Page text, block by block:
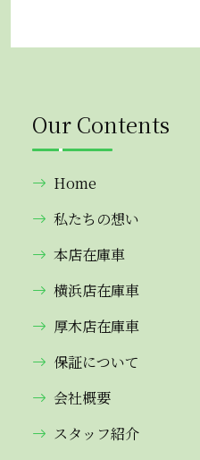
Our Contents
Home
私たちの想い
本店在庫車
横浜店在庫車
厚木店在庫車
保証について
会社概要
スタッフ紹介